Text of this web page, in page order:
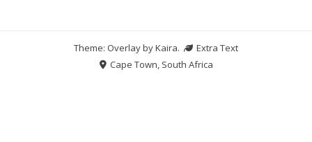
Theme: Overlay byKaira.
Extra Text
Cape Town, South Africa